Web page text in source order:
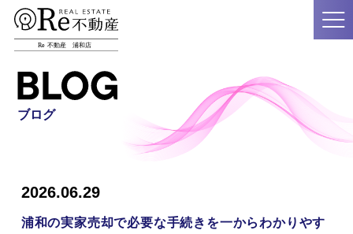
ブログ
2026.06.29
浦和の実家売却で必要な手続きを一からわかりやす